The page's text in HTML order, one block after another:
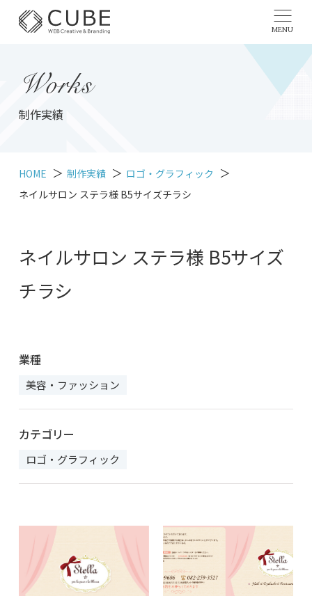
MENU
Works
制作実績
HOME 制作実績
ロゴ・グラフィック
ネイルサロン ステラ様 B5サイズチラシ
ネイルサロン ステラ様 B5サイズ
チラシ
業種
美容・ファッション
カテゴリー
ロゴ・グラフィック